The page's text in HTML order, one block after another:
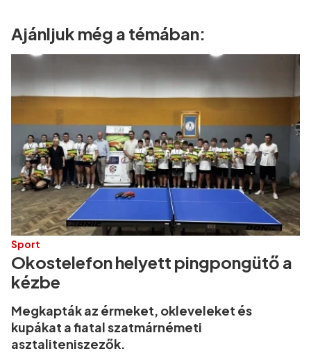
Ajánljuk még a témában:
Sport
Okostelefon helyett pingpongütő a
kézbe
Megkapták az érmeket, okleveleket és
kupákat a fiatal szatmárnémeti
asztaliteniszezők.